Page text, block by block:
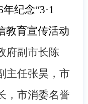
纪念“3·1
教育宣传活动
府副市长陈
主任张昊，市
，市消委名誉